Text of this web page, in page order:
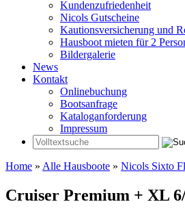
Kundenzufriedenheit
Nicols Gutscheine
Kautionsversicherung und
Hausboot mieten für 2
Bildergalerie
News
Kontakt
Onlinebuchung
Bootsanfrage
Kataloganforderung
Impressum
Home » Alle Hausboote » Nicols Sixto
Cruiser Premium + XL